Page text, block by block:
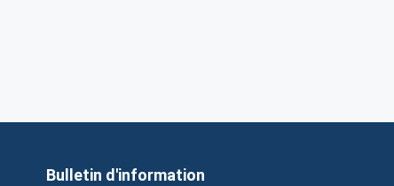
Bulletin d'information